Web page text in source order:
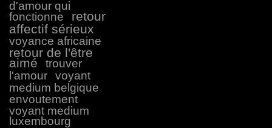
d'amour qui
fonctionne
retour
affectif sérieux
voyance africaine
retour de l'être
aimé
trouver
l'amour voyant
medium belgique
envoutement
voyant medium
luxembourg